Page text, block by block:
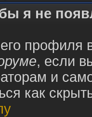
я не
, если
и
как